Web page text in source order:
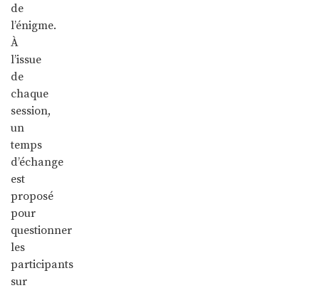
de
l’énigme.
À
l’issue
de
chaque
session,
un
temps
d’échange
est
proposé
pour
questionner
les
participants
sur